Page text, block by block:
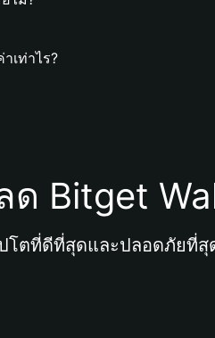
เท่าไร?
ด Bitget
โตที่ดีที่สุดและปลอดภัยที่